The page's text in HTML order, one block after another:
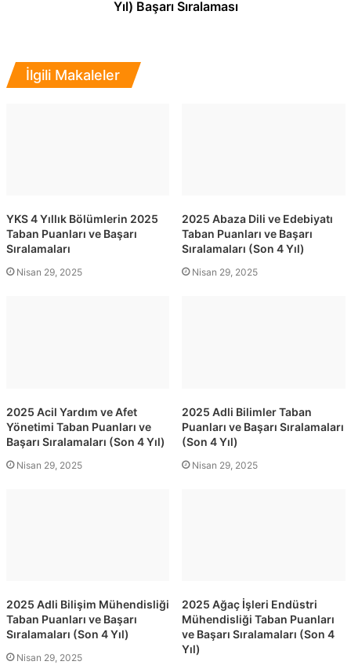
Yıl) Başarı Sıralaması
İlgili Makaleler
YKS 4 Yıllık Bölümlerin 2025
Taban Puanları ve Başarı
Sıralamaları
Nisan 29, 2025
2025 Abaza Dili ve Edebiyatı
Taban Puanları ve Başarı
Sıralamaları (Son 4 Yıl)
Nisan 29, 2025
2025 Acil Yardım ve Afet
Yönetimi Taban Puanları ve
Başarı Sıralamaları (Son 4 Yıl)
Nisan 29, 2025
2025 Adli Bilimler Taban
Puanları ve Başarı Sıralamaları
(Son 4 Yıl)
Nisan 29, 2025
2025 Adli Bilişim Mühendisliği
Taban Puanları ve Başarı
Sıralamaları (Son 4 Yıl)
Nisan 29, 2025
2025 Ağaç İşleri Endüstri
Mühendisliği Taban Puanları
ve Başarı Sıralamaları (Son 4
Yıl)